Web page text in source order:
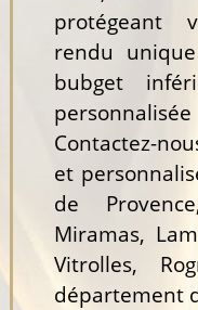
protégeant
rendu
bubget
Contactez-
et
de
Miramas,
Vitrolles,
département